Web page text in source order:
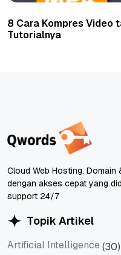
8 Cara Kompres Video
Tutorialnya
Cloud Web Hosting. Domain
dengan akses cepat yang
support 24/7
Topik Artikel
Artificial Intelligence (30)